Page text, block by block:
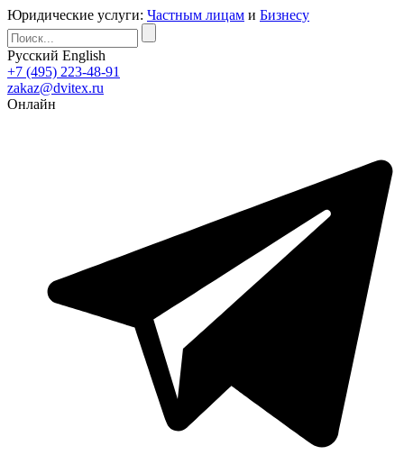
Юридические услуги: Частным лицам и Бизнесу
Русский English
+7 (495) 223-48-91
zakaz@dvitex.ru
Онлайн